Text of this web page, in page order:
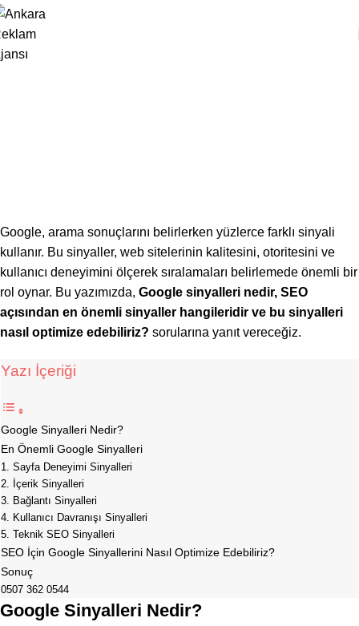
Google, arama sonuçlarını belirlerken yüzlerce farklı sinyali
kullanır. Bu sinyaller, web sitelerinin kalitesini, otoritesini ve
kullanıcı deneyimini ölçerek sıralamaları belirlemede önemli bir
rol oynar. Bu yazımızda, Google sinyalleri nedir, SEO
açısından en önemli sinyaller hangileridir ve bu sinyalleri
nasıl optimize edebiliriz? sorularına yanıt vereceğiz.
Yazı İçeriği
Google Sinyalleri Nedir?
En Önemli Google Sinyalleri
1. Sayfa Deneyimi Sinyalleri
2. İçerik Sinyalleri
3. Bağlantı Sinyalleri
4. Kullanıcı Davranışı Sinyalleri
5. Teknik SEO Sinyalleri
SEO İçin Google Sinyallerini Nasıl Optimize Edebiliriz?
Sonuç
0507 362 0544
Google Sinyalleri Nedir?